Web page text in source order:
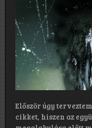
Először úgy
cikket, hiszen az